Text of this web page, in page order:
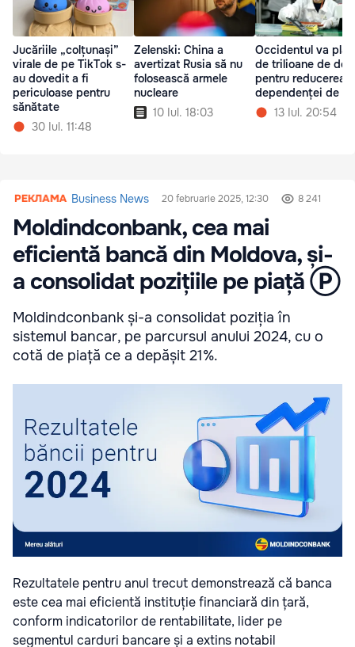
Jucăriile „colțunași”
virale de pe TikTok s-
au dovedit a fi
periculoase pentru
sănătate
30 Iul. 11:48
Zelenski: China a
avertizat Rusia să nu
folosească armele
nucleare
10 Iul. 18:03
Occidentul va
de trilioane de
pentru reducerea
dependenței de
13 Iul. 20:54
Business News 20 februarie 2025, 12:30 8 241
Moldindconbank, cea mai
eficientă bancă din Moldova, și-
a consolidat pozițiile pe piață Ⓟ
Moldindconbank și-a consolidat poziția în
sistemul bancar, pe parcursul anului 2024, cu o
cotă de piață ce a depășit 21%.
Rezultatele pentru anul trecut demonstrează că banca
este cea mai eficientă instituție financiară din țară,
conform indicatorilor de rentabilitate, lider pe
segmentul carduri bancare și a extins notabil